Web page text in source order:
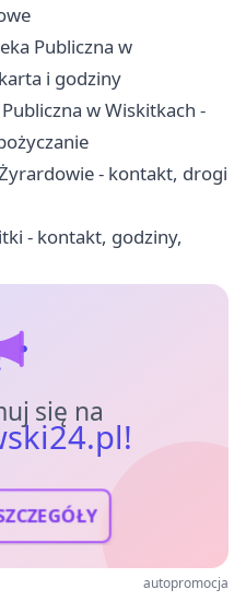
Publiczna w
i godziny
w Wiskitkach -
- kontakt, drogi
- kontakt, godziny,
się na
autopromocja